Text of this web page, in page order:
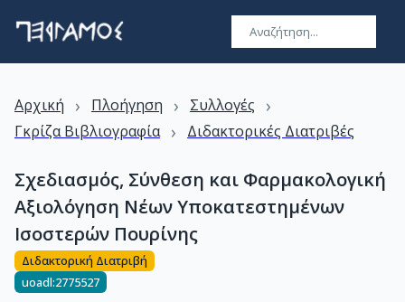
Αρχική › Πλοήγηση › Συλλογές ›
Γκρίζα Βιβλιογραφία › Διδακτορικές Διατριβές
Σχεδιασμός, Σύνθεση και Φαρμακολογική
Αξιολόγηση Νέων Υποκατεστημένων
Ισοστερών Πουρίνης
Διδακτορική Διατριβή
uoadl:2775527